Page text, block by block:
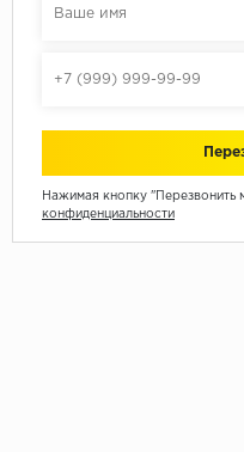
Нажимая кнопку "Перезвонить
конфиденциальности